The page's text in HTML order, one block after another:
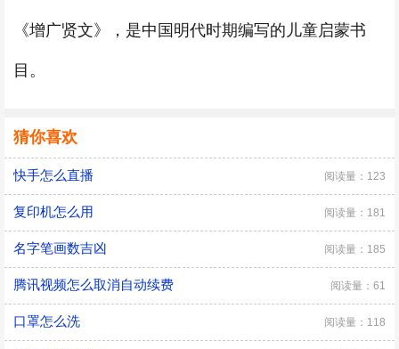
《增广贤文》，是中国明代时期编写的儿童启蒙书
目。
猜你喜欢
快手怎么直播 阅读量：123
复印机怎么用 阅读量：181
名字笔画数吉凶 阅读量：185
腾讯视频怎么取消自动续费 阅读量：61
口罩怎么洗 阅读量：118